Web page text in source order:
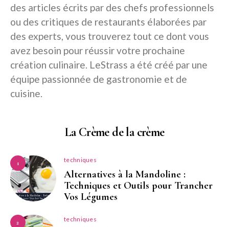
des articles écrits par des chefs professionnels
ou des critiques de restaurants élaborées par
des experts, vous trouverez tout ce dont vous
avez besoin pour réussir votre prochaine
création culinaire. LeStrass a été créé par une
équipe passionnée de gastronomie et de
cuisine.
La Crème de la crème
1 techniques
Alternatives à la Mandoline :
Techniques et Outils pour Trancher
Vos Légumes
2 techniques